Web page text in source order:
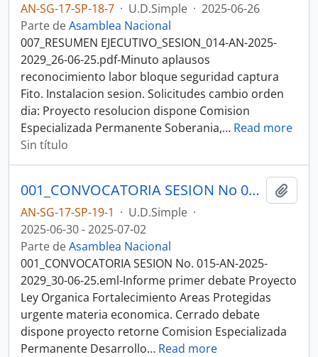
AN-SG-17-SP-18-7 · U.D.Simple · 2025-06-26
Parte deAsamblea Nacional
007_RESUMEN EJECUTIVO_SESION_014-AN-2025-
2029_26-06-25.pdf-Minuto aplausos
reconocimiento labor bloque seguridad captura
Fito. Instalacion sesion. Solicitudes cambio orden
dia: Proyecto resolucion dispone Comision
Especializada Permanente Soberania,… Read more
Sin título
001_CONVOCATORIA SESION No 015-AN-2025-2029_30-06-25SESION DEL PLENO N 015 ASAMBLEA NACIONAL 2025-2027
AN-SG-17-SP-19-1 · U.D.Simple ·
2025-06-30 - 2025-07-02
Parte deAsamblea Nacional
001_CONVOCATORIA SESION No. 015-AN-2025-
2029_30-06-25.eml-Informe primer debate Proyecto
Ley Organica Fortalecimiento Areas Protegidas
urgente materia economica. Cerrado debate
dispone proyecto retorne Comision Especializada
Permanente Desarrollo… Read more